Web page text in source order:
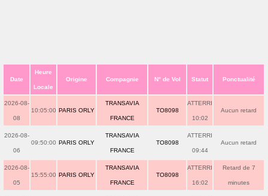
Date
Heure
Locale
Origine Compagnie N° de Vol Statut Ponctualité
2026-08-
08
10:05:00 PARIS ORLY
TRANSAVIA
FRANCE
TO8098
ATTERRI
10:02
Aucun retard
2026-08-
06
09:50:00 PARIS ORLY
TRANSAVIA
FRANCE
TO8098
ATTERRI
09:44
Aucun retard
2026-08-
05
15:55:00 PARIS ORLY
TRANSAVIA
FRANCE
TO8098
ATTERRI
16:02
Retard de 7
minutes